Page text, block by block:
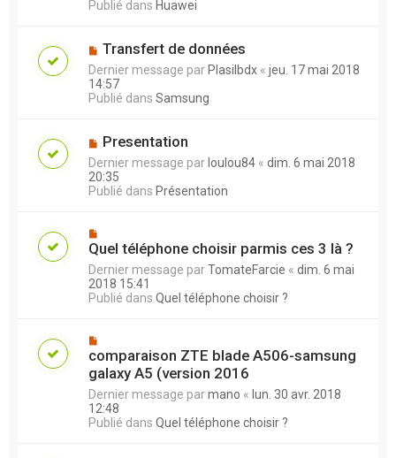
Publié dans Huawei
Transfert de données
Dernier message parPlasilbdx « jeu. 17 mai 2018
14:57
Publié dans Samsung
Presentation
Dernier message parloulou84 « dim. 6 mai 2018
20:35
Publié dans Présentation
Quel téléphone choisir parmis ces 3 là ?
Dernier message parTomateFarcie « dim. 6 mai
2018 15:41
Publié dans Quel téléphone choisir ?
comparaison ZTE blade A506-samsung
galaxy A5 (version 2016
Dernier message parmano « lun. 30 avr. 2018
12:48
Publié dans Quel téléphone choisir ?